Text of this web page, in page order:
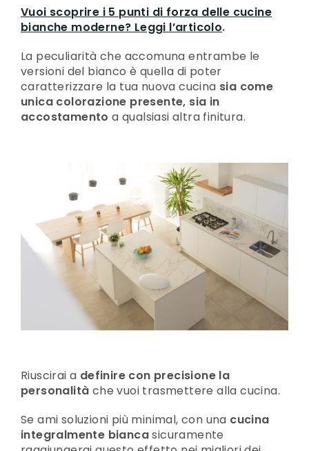
Vuoi scoprire i 5 punti di forza delle cucine
bianche moderne? Leggi l’articolo.
La peculiarità che accomuna entrambe le
versioni del bianco è quella di poter
caratterizzare la tua nuova cucina sia come
unica colorazione presente, sia in
accostamento a qualsiasi altra finitura.
Riuscirai a definire con precisione la
personalità che vuoi trasmettere alla cucina.
Se ami soluzioni più minimal, con una cucina
integralmente biancasicuramente